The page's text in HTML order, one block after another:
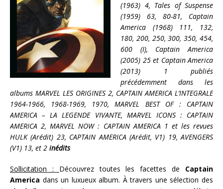
(1963) 4, Tales of Suspense
(1959) 63, 80-81, Captain
America (1968) 111, 132,
180, 200, 250, 300, 350, 454,
600 (I), Captain America
(2005) 25 et Captain America
(2013) 1 publiés
précédemment dans les
albums MARVEL LES ORIGINES 2, CAPTAIN AMERICA L’INTEGRALE
1964-1966, 1968-1969, 1970, MARVEL BEST OF : CAPTAIN
AMERICA – LA LEGENDE VIVANTE, MARVEL ICONS : CAPTAIN
AMERICA 2, MARVEL NOW : CAPTAIN AMERICA 1 et les revues
HULK (Arédit) 23, CAPTAIN AMERICA (Arédit, V1) 19, AVENGERS
(V1) 13, et 2 inédits
Sollicitation : Découvrez toutes les facettes de Captain
America dans un luxueux album. À travers une sélection des